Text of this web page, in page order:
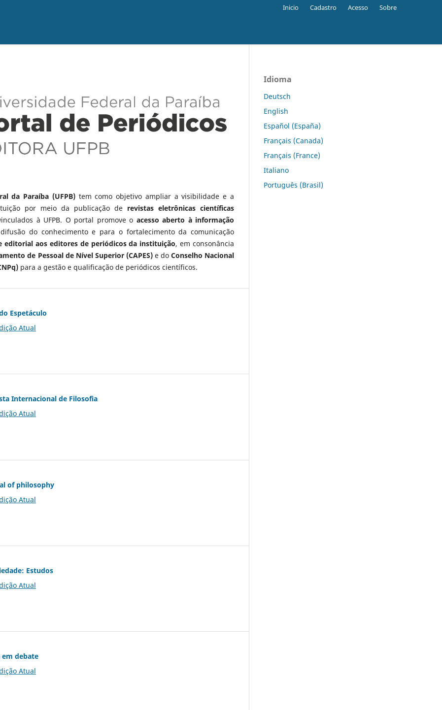
Inicio Cadastro Acesso Sobre
da Paraíba (UFPB)tem como objetivo ampliar a visibilidade e a
por meio da publicação de revistas eletrônicas científicas
à UFPB. O portal promove o acesso aberto à informação
do conhecimento e para o fortalecimento da comunicação
editorial aos editores de periódicos da instituição, em consonância
de Pessoal de Nível Superior (CAPES)e do Conselho Nacional
para a gestão e qualificação de periódicos científicos.
Espetáculo
Atual
Internacional de Filosofia
Atual
of philosophy
Atual
Estudos
Atual
em debate
Atual
Idioma
Deutsch
English
Español (España)
Français (Canada)
Français (France)
Italiano
Português (Brasil)